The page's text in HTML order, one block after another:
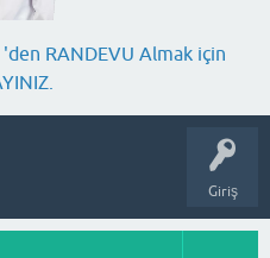
'den RANDEVU Almak için
Giriş